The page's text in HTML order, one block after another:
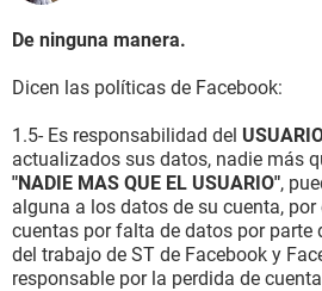
De ninguna manera.
Dicen las políticas de Facebook:
1.5- Es responsabilidad del
actualizados sus datos, nadie más
"NADIE MAS QUE EL USUARIO",
alguna a los datos de su cuenta,
cuentas por falta de datos por parte
del trabajo de ST de Facebook y
responsable por la perdida de